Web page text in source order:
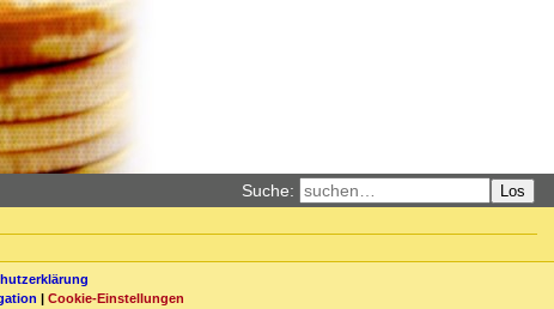
Suche: Los
| Cookie-Einstellungen